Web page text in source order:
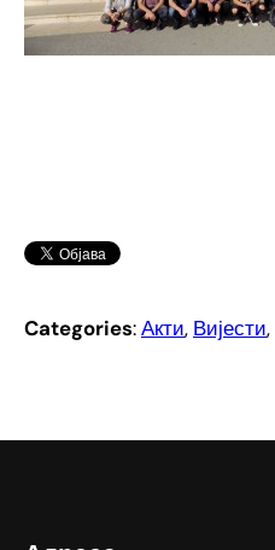
Categories:Акти, Вијести,